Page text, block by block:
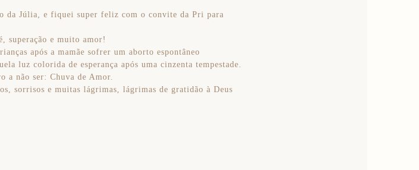
da Júlia, e fiquei super feliz com o convite da Pri para
superação e muito amor!
após a mamãe sofrer um aborto espontâneo
luz colorida de esperança após uma cinzenta tempestade.
a não ser: Chuva de Amor.
sorrisos e muitas lágrimas, lágrimas de gratidão à Deus